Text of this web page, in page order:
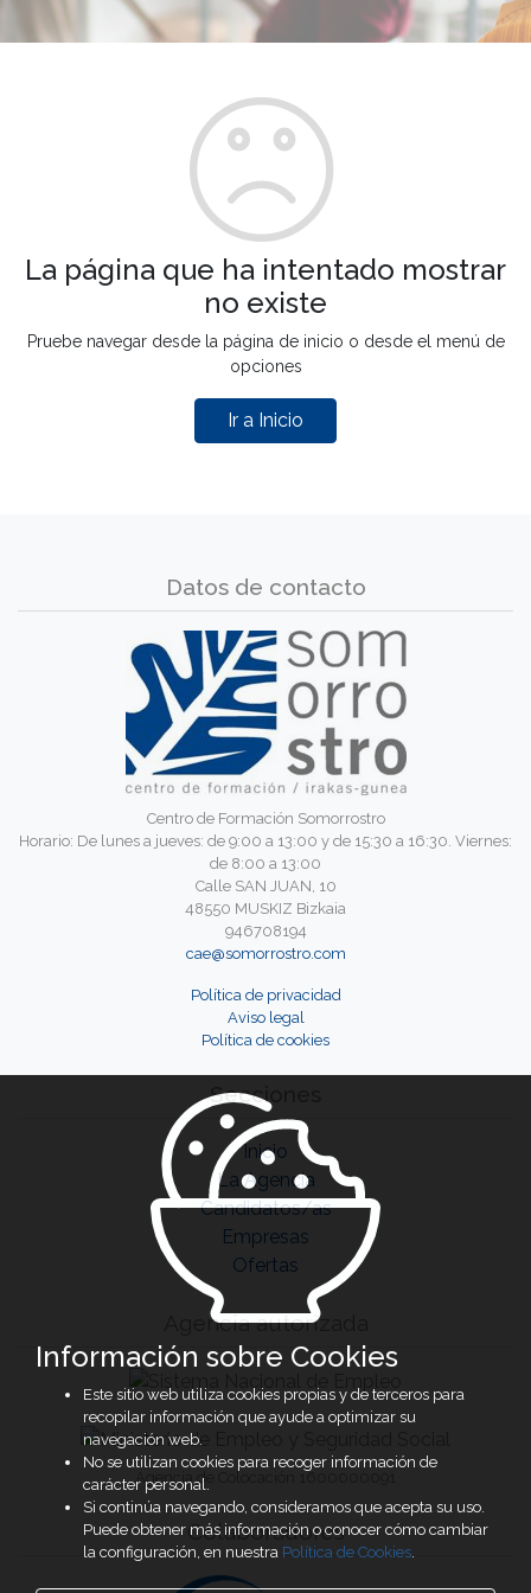
La página que ha intentado mostrar
no existe
Pruebe navegar desde la página de inicio o desde el menú de
opciones
Ir a Inicio
Datos de contacto
Centro de Formación Somorrostro
Horario: De lunes a jueves: de 9:00 a 13:00 y de 15:30 a 16:30. Viernes:
de 8:00 a 13:00
Calle SAN JUAN, 10
48550 MUSKIZ Bizkaia
946708194
cae@somorrostro.com
Política de privacidad
Aviso legal
Política de cookies
Secciones
Inicio
La Agencia
Candidatos/as
Empresas
Ofertas
Agencia autorizada
Agencia de Colocación 1600000091
Colaboradores
Información sobre Cookies
Este sitio web utiliza cookies propias y de terceros para
recopilar información que ayude a optimizar su
navegación web.
No se utilizan cookies para recoger información de
carácter personal.
Si continúa navegando, consideramos que acepta su uso.
Puede obtener más información o conocer cómo cambiar
la configuración, en nuestra Política de Cookies.